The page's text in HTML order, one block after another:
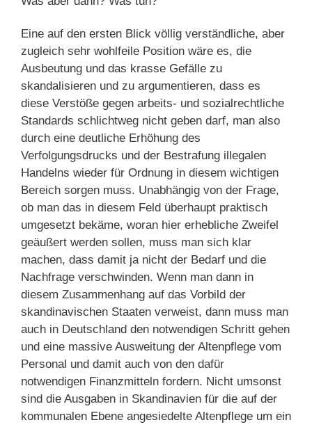
Eine auf den ersten Blick völlig verständliche, aber
zugleich sehr wohlfeile Position wäre es, die
Ausbeutung und das krasse Gefälle zu
skandalisieren und zu argumentieren, dass es
diese Verstöße gegen arbeits- und sozialrechtliche
Standards schlichtweg nicht geben darf, man also
durch eine deutliche Erhöhung des
Verfolgungsdrucks und der Bestrafung illegalen
Handelns wieder für Ordnung in diesem wichtigen
Bereich sorgen muss. Unabhängig von der Frage,
ob man das in diesem Feld überhaupt praktisch
umgesetzt bekäme, woran hier erhebliche Zweifel
geäußert werden sollen, muss man sich klar
machen, dass damit ja nicht der Bedarf und die
Nachfrage verschwinden. Wenn man dann in
diesem Zusammenhang auf das Vorbild der
skandinavischen Staaten verweist, dann muss man
auch in Deutschland den notwendigen Schritt gehen
und eine massive Ausweitung der Altenpflege vom
Personal und damit auch von den dafür
notwendigen Finanzmitteln fordern. Nicht umsonst
sind die Ausgaben in Skandinavien für die auf der
kommunalen Ebene angesiedelte Altenpflege um ein